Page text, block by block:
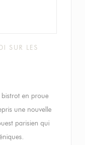
SUR LES
en proue
une nouvelle
parisien qui